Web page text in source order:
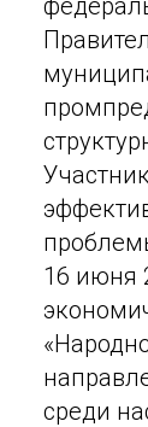
16 июня
среди